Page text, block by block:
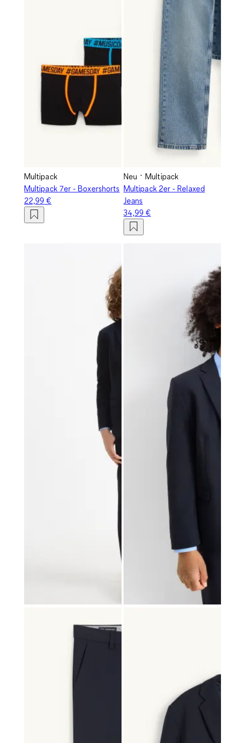
Multipack
Multipack 7er - Boxershorts
22,99 €
Neu
Multipack
Multipack 2er - Relaxed
Jeans
34,99 €